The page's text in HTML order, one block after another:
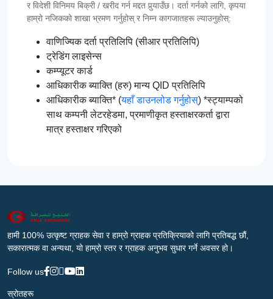
र विदेशी विनिमय बिक्री / खरीद गर्न मद्दत पुर्‍याउँछ। दर्ता गर्नको लागि, कृपया
हाम्रो नजिकको शाखा भ्रमण गर्नुहोस् र निम्न कागजातहरू ल्याउनुहोस्:
वाणिज्यिक दर्ता प्रतिलिपि (सीआर प्रतिलिपि)
ट्रेडिंग लाइसेन्स
कम्प्यूटर कार्ड
आधिकारीक ब्याक्ति (हरु) मान्य QID प्रतिलिपि
आधिकारीक ब्याक्ति* (यहाँ डाउनलोड गर्नुहोस्) *स्ट्याम्पको
साथ कम्पनी लेटरहेडमा, प्रमाणीकृत हस्ताक्षरकर्ता द्वारा
मात्र हस्ताक्षर गरिएको
हामी 100% उत्कृष्ट ग्राहक सेवा र हाम्रो ग्राहक प्रतिक्रियाको लागि प्रतिबद्ध छौं,
सकारात्मक वा अन्यथा, यो हाम्रो स्तर र ग्राहक अनुभव सुधार गर्ने अवसर हो।
Follow us
स्रोतहरू